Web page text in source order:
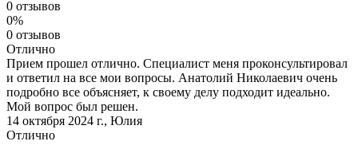
0 отзывов
0%
0 отзывов
Отлично
Прием прошел отлично. Специалист меня проконсультировал
и ответил на все мои вопросы. Анатолий Николаевич очень
подробно все объясняет, к своему делу подходит идеально.
Мой вопрос был решен.
14 октября 2024 г., Юлия
Отлично